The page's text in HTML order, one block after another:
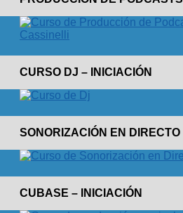
CURSO DJ – INICIACIÓN
SONORIZACIÓN EN DIRECTO
CUBASE – INICIACIÓN